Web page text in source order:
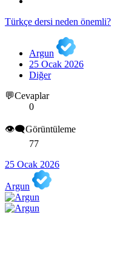
Türkçe dersi neden önemli?
Argun
25 Ocak 2026
Diğer
💬Cevaplar
0
👁️‍🗨️Görüntüleme
77
25 Ocak 2026
Argun